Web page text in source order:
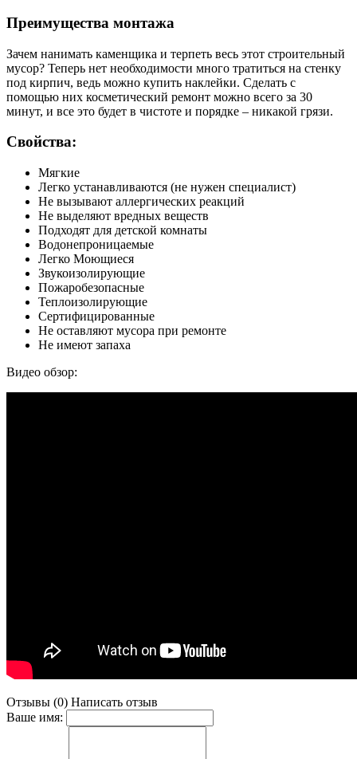
Преимущества монтажа
Зачем нанимать каменщика и терпеть весь этот строительный
мусор? Теперь нет необходимости много тратиться на стенку
под кирпич, ведь можно купить наклейки. Сделать с
помощью них косметический ремонт можно всего за 30
минут, и все это будет в чистоте и порядке – никакой грязи.
Свойства:
Мягкие
Легко устанавливаются (не нужен специалист)
Не вызывают аллергических реакций
Не выделяют вредных веществ
Подходят для детской комнаты
Водонепроницаемые
Легко Моющиеся
Звукоизолирующие
Пожаробезопасные
Теплоизолирующие
Сертифицированные
Не оставляют мусора при ремонте
Не имеют запаха
Видео обзор:
Отзывы (0) Написать отзыв
Ваше имя: